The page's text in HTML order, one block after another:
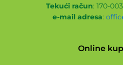
Tekući račun: 170-
e-mail adresa:
Online